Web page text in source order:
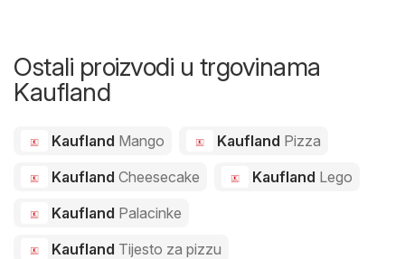
Ostali proizvodi u trgovinama
Kaufland
Kaufland Mango Kaufland Pizza
Kaufland Cheesecake Kaufland Lego
Kaufland Palacinke
Kaufland Tijesto za pizzu